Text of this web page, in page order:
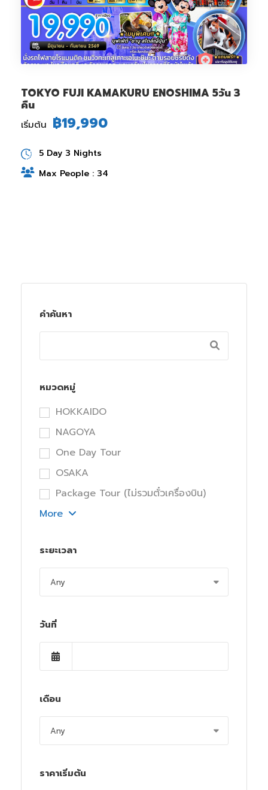
TOKYO FUJI KAMAKURU ENOSHIMA 5วัน 3
คืน
เริ่มต้น ฿19,990
5 Day 3 Nights
Max People : 34
คำค้นหา
หมวดหมู่
HOKKAIDO
NAGOYA
One Day Tour
OSAKA
Package Tour (ไม่รวมตั๋วเครื่องบิน)
More
ระยะเวลา
วันที่
เดือน
ราคาเริ่มต้น